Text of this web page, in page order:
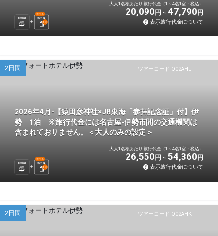
新幹線 ホテル
選べる
1 泊
大人1名様あたり 旅行代金（1～4名1室・税込）
20,090 円 47,790 円
表示旅行代金について
ツアーコード Q02AHJ
2日間
2026年4月-【猿田彦神社×JR東海「参拝記念証」付】伊
勢 1泊 ※旅行代金には名古屋-伊勢市間の交通機関は
含まれておりません。＜大人のみの設定＞
新幹線 ホテル
選べる
1 泊
大人1名様あたり 旅行代金（1～4名1室・税込）
26,550 円 54,360 円
表示旅行代金について
ツアーコード Q02AHK
2日間